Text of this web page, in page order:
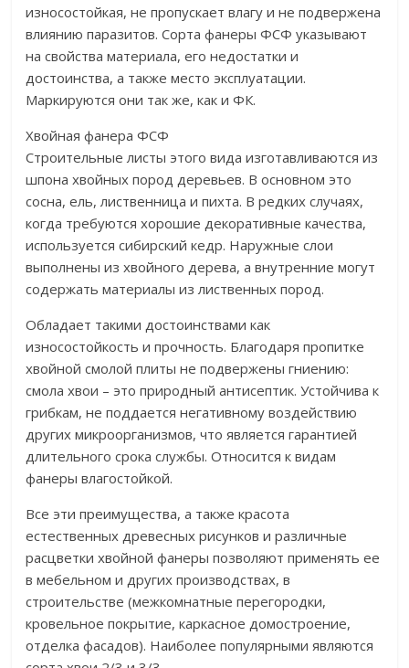
износостойкая, не пропускает влагу и не подвержена
влиянию паразитов. Сорта фанеры ФСФ указывают
на свойства материала, его недостатки и
достоинства, а также место эксплуатации.
Маркируются они так же, как и ФК.
Хвойная фанера ФСФ
Строительные листы этого вида изготавливаются из
шпона хвойных пород деревьев. В основном это
сосна, ель, лиственница и пихта. В редких случаях,
когда требуются хорошие декоративные качества,
используется сибирский кедр. Наружные слои
выполнены из хвойного дерева, а внутренние могут
содержать материалы из лиственных пород.
Обладает такими достоинствами как
износостойкость и прочность. Благодаря пропитке
хвойной смолой плиты не подвержены гниению:
смола хвои – это природный антисептик. Устойчива к
грибкам, не поддается негативному воздействию
других микроорганизмов, что является гарантией
длительного срока службы. Относится к видам
фанеры влагостойкой.
Все эти преимущества, а также красота
естественных древесных рисунков и различные
расцветки хвойной фанеры позволяют применять ее
в мебельном и других производствах, в
строительстве (межкомнатные перегородки,
кровельное покрытие, каркасное домостроение,
отделка фасадов). Наиболее популярными являются